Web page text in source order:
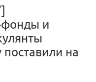
фонды и
на